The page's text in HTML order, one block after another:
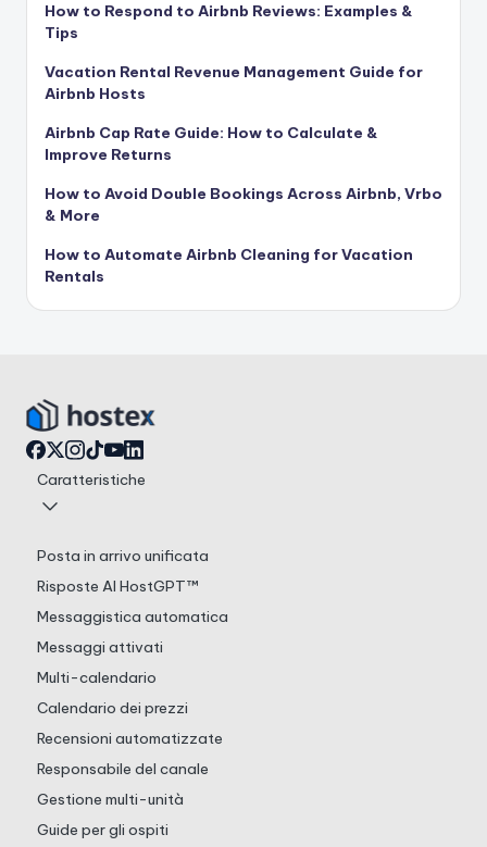
How to Respond to Airbnb Reviews: Examples &
Tips
Vacation Rental Revenue Management Guide for
Airbnb Hosts
Airbnb Cap Rate Guide: How to Calculate &
Improve Returns
How to Avoid Double Bookings Across Airbnb, Vrbo
& More
How to Automate Airbnb Cleaning for Vacation
Rentals
Caratteristiche
Posta in arrivo unificata
Risposte AI HostGPT™
Messaggistica automatica
Messaggi attivati
Multi-calendario
Calendario dei prezzi
Recensioni automatizzate
Responsabile del canale
Gestione multi-unità
Guide per gli ospiti